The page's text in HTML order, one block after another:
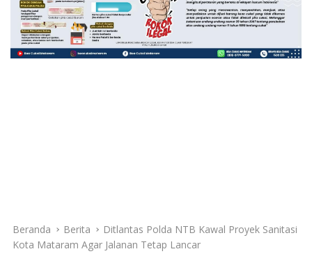
Beranda Berita
Ditlantas Polda NTB Kawal Proyek Sanitasi
Kota Mataram Agar Jalanan Tetap Lancar